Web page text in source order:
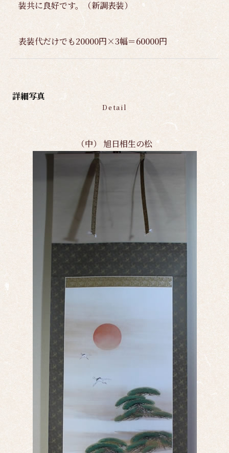
装共に良好です。（新調表装）
表装代だけでも20000円×3幅＝60000円
詳細写真
Detail
（中） 旭日相生の松